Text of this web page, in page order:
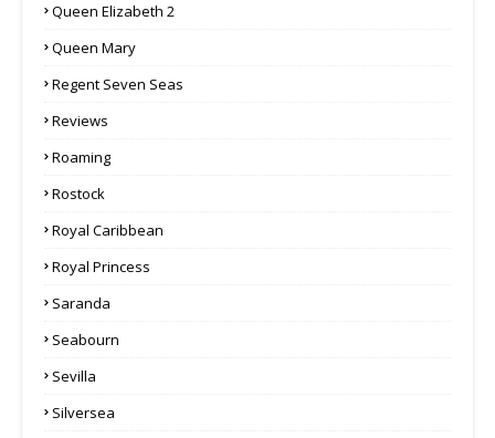
Queen Elizabeth 2
Queen Mary
Regent Seven Seas
Reviews
Roaming
Rostock
Royal Caribbean
Royal Princess
Saranda
Seabourn
Sevilla
Silversea